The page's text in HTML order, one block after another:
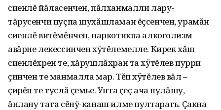
сиенлĕ йăласенчен‚ пăлханмалли лару-
тăрусенчи пуçпа шухăшламан ĕçсенчен‚ урамăн
сиенлĕ витĕмĕнчен‚ наркотикпа алкоголизм
авăрне лекессинчен хÿтĕлемелле. Кирек хăш
сиенлĕхрен те‚ хăрушлăхран та хÿтĕлев пурри
çинчен те манмалла мар. Тĕп хÿтĕлев вăл –
çирĕп те туслă çемье. Унта çеç ача пулăшу‚
ăнлану тата сĕнÿ-канаш илме пултарать. Çакна